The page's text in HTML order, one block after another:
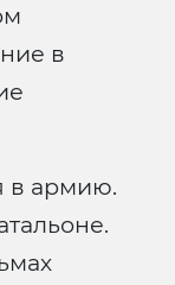
в
в армию.